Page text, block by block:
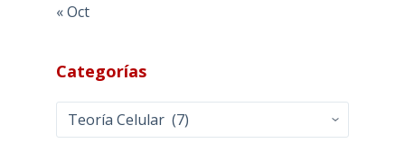
« Oct
Categorías
Categorías